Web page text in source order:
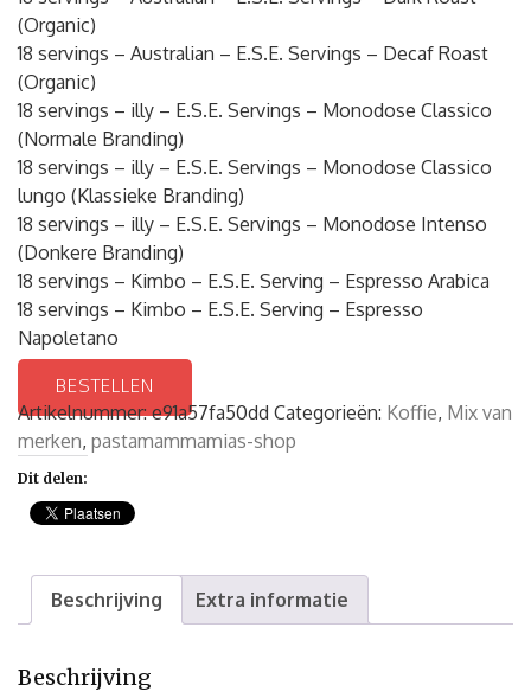
(Organic)
18 servings – Australian – E.S.E. Servings – Decaf Roast
(Organic)
18 servings – illy – E.S.E. Servings – Monodose Classico
(Normale Branding)
18 servings – illy – E.S.E. Servings – Monodose Classico
lungo (Klassieke Branding)
18 servings – illy – E.S.E. Servings – Monodose Intenso
(Donkere Branding)
18 servings – Kimbo – E.S.E. Serving – Espresso Arabica
18 servings – Kimbo – E.S.E. Serving – Espresso
Napoletano
BESTELLEN
Artikelnummer:e91a57fa50dd Categorieën: Koffie, Mix van
merken, pastamammamias-shop
Dit delen:
Beschrijving Extra informatie
Beschrijving